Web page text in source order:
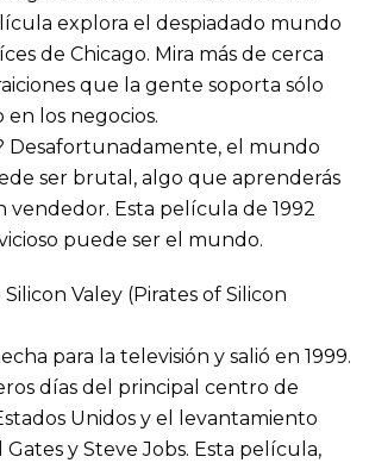
explora el despiadado mundo
de Chicago. Mira más de cerca
que la gente soporta sólo
los negocios.
Desafortunadamente, el mundo
ser brutal, algo que aprenderás
vendedor. Esta película de 1992
puede ser el mundo.
Silicon Valey (Pirates of Silicon
para la televisión y salió en 1999.
días del principal centro de
Unidos y el levantamiento
y Steve Jobs. Esta película,